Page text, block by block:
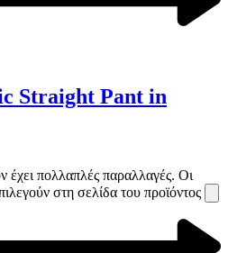
Straight Pant in
έχει πολλαπλές παραλλαγές. Οι
στη σελίδα του προϊόντος